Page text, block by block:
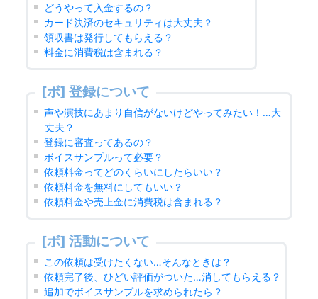
どうやって入金するの？
カード決済のセキュリティは大丈夫？
領収書は発行してもらえる？
料金に消費税は含まれる？
[ボ] 登録について
声や演技にあまり自信がないけどやってみたい！…大
丈夫？
登録に審査ってあるの？
ボイスサンプルって必要？
依頼料金ってどのくらいにしたらいい？
依頼料金を無料にしてもいい？
依頼料金や売上金に消費税は含まれる？
[ボ] 活動について
この依頼は受けたくない…そんなときは？
依頼完了後、ひどい評価がついた…消してもらえる？
追加でボイスサンプルを求められたら？